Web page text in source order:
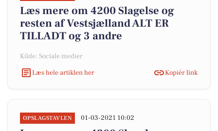
Læs mere om 4200 Slagelse og
resten af Vestsjælland ALT ER
TILLADT og 3 andre
Kilde: Sociale medier
Læs hele artiklen her
Kopiér link
OPSLAGSTAVLEN 01-03-2021 10:02